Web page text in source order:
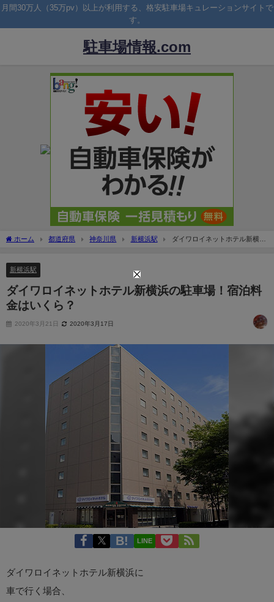
月間30万人（35万pv）以上が利用する、格安駐車場キュレーションサイトで
す。
駐車場情報.com
ホーム 都道府県 神奈川県 新横浜駅
ダイワロイネットホテル新横浜
新横浜駅
ダイワロイネットホテル新横浜の駐車場！宿泊料
金はいくら？
2020年3月21日 2020年3月17日
LINE
ダイワロイネットホテル新横浜に
車で行く場合、